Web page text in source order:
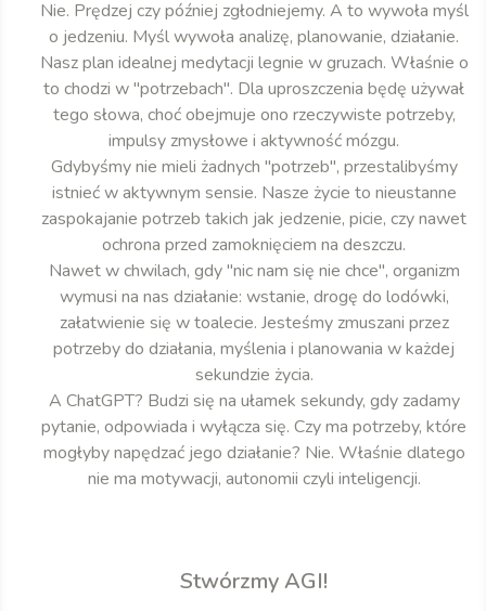
Nie. Prędzej czy później zgłodniejemy. A to wywoła myśl
o jedzeniu. Myśl wywoła analizę, planowanie, działanie.
Nasz plan idealnej medytacji legnie w gruzach. Właśnie o
to chodzi w "potrzebach". Dla uproszczenia będę używał
tego słowa, choć obejmuje ono rzeczywiste potrzeby,
impulsy zmysłowe i aktywność mózgu.
Gdybyśmy nie mieli żadnych "potrzeb", przestalibyśmy
istnieć w aktywnym sensie. Nasze życie to nieustanne
zaspokajanie potrzeb takich jak jedzenie, picie, czy nawet
ochrona przed zamoknięciem na deszczu.
Nawet w chwilach, gdy "nic nam się nie chce", organizm
wymusi na nas działanie: wstanie, drogę do lodówki,
załatwienie się w toalecie. Jesteśmy zmuszani przez
potrzeby do działania, myślenia i planowania w każdej
sekundzie życia.
A ChatGPT? Budzi się na ułamek sekundy, gdy zadamy
pytanie, odpowiada i wyłącza się. Czy ma potrzeby, które
mogłyby napędzać jego działanie? Nie. Właśnie dlatego
nie ma motywacji, autonomii czyli inteligencji.
Stwórzmy AGI!